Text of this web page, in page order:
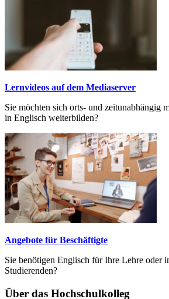
Lernvideos auf dem Mediaserver
Sie möchten sich orts- und zeitunabhängig
in Englisch weiter­bilden?
Angebote für Beschäftigte
Sie benötigen Englisch für Ihre Lehre oder
Studierenden?
Über das Hochschulkolleg